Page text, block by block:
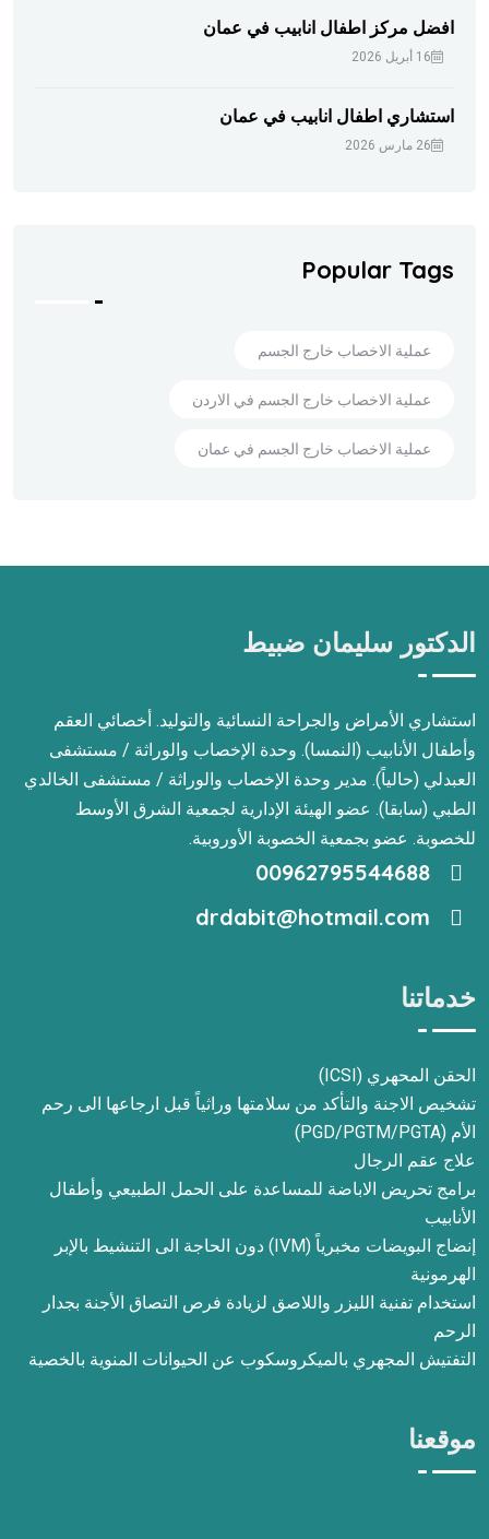
افضل مركز اطفال انابيب في عمان
16 أبريل 2026
استشاري اطفال انابيب في عمان
26 مارس 2026
Popular Tags
عملية الاخصاب خارج الجسم
عملية الاخصاب خارج الجسم في الاردن
عملية الاخصاب خارج الجسم في عمان
الدكتور سليمان ضبيط
استشاري الأمراض والجراحة النسائية والتوليد. أخصائي العقم
وأطفال الأنابيب (النمسا). وحدة الإخصاب والوراثة / مستشفى
العبدلي (حالياً). مدير وحدة الإخصاب والوراثة / مستشفى الخالدي
الطبي (سابقا). عضو الهيئة الإدارية لجمعية الشرق الأوسط
للخصوبة. عضو بجمعية الخصوبة الأوروبية.
خدماتنا
الحقن المحهري (ICSI)
تشخيص الاجنة والتأكد من سلامتها وراثياً قبل ارجاعها الى رحم
الأم (PGD/PGTM/PGTA)
علاج عقم الرجال
برامج تحريض الاباضة للمساعدة على الحمل الطبيعي وأطفال
الأنابيب
إنضاج البويضات مخبرياً (IVM) دون الحاجة الى التنشيط بالإبر
الهرمونية
استخدام تفنية الليزر واللاصق لزيادة فرص التصاق الأجنة بجدار
الرحم
التفتيش المجهري بالميكروسكوب عن الحيوانات المنوية بالخصية
موقعنا